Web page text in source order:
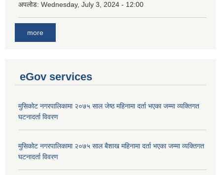
अपलोड: Wednesday, July 3, 2024 - 12:00
more
eGov services
मुसिकोट नगरपालिकामा २०७५ साल जेष्ठ महिनामा दर्ता भएका जम्मा व्यक्तिगत
घटनादर्ता विवरण
मुसिकोट नगरपालिकामा २०७५ साल बैशाख महिनामा दर्ता भएका जम्मा व्यक्तिगत
घटनादर्ता विवरण